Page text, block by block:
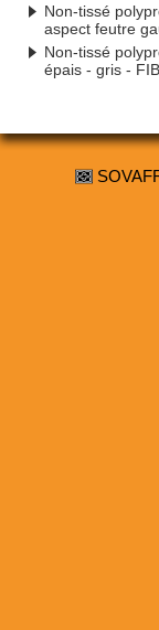
Non-tissé
aspect feutre
Non-tissé
épais - gris -